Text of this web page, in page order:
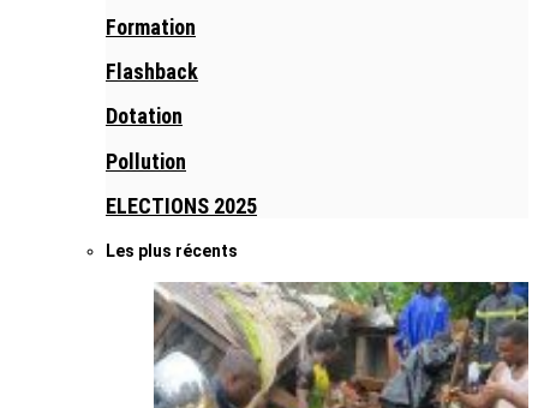
Formation
Flashback
Dotation
Pollution
ELECTIONS 2025
Les plus récents